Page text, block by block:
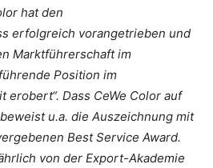
hat den
erfolgreich vorangetrieben und
Marktführerschaft im
Position im
erobert“. Dass CeWe Color auf
u.a. die Auszeichnung mit
Best Service Award.
von der Export-Akademie